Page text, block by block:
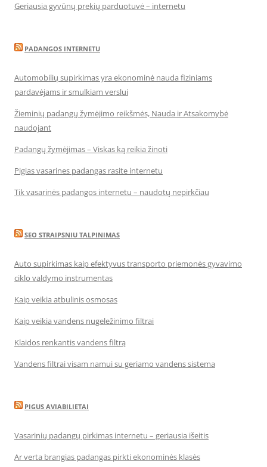
Geriausia gyvūnų prekių parduotuvė – internetu
PADANGOS INTERNETU
Automobilių supirkimas yra ekonominė nauda fiziniams
pardavėjams ir smulkiam verslui
Žieminių padangų žymėjimo reikšmės, Nauda ir Atsakomybė
naudojant
Padangų žymėjimas – Viskas ką reikia žinoti
Pigias vasarines padangas rasite internetu
Tik vasarinės padangos internetu – naudotų nepirkčiau
SEO STRAIPSNIU TALPINIMAS
Auto supirkimas kaip efektyvus transporto priemonės gyvavimo
ciklo valdymo instrumentas
Kaip veikia atbulinis osmosas
Kaip veikia vandens nugeležinimo filtrai
Klaidos renkantis vandens filtrą
Vandens filtrai visam namui su geriamo vandens sistema
PIGUS AVIABILIETAI
Vasarinių padangų pirkimas internetu – geriausia išeitis
Ar verta brangias padangas pirkti ekonominės klasės